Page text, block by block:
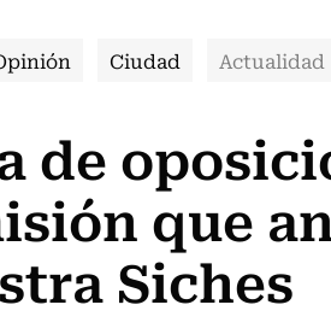
Ciudad Actualidad
de
que
Siches